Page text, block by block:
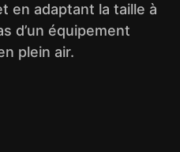
en adaptant la taille à
d’un équipement
plein air.